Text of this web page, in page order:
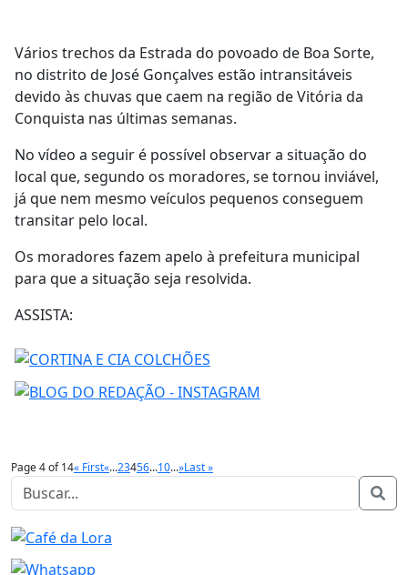
Vários trechos da Estrada do povoado de Boa Sorte,
no distrito de José Gonçalves estão intransitáveis
devido às chuvas que caem na região de Vitória da
Conquista nas últimas semanas.
No vídeo a seguir é possível observar a situação do
local que, segundo os moradores, se tornou inviável,
já que nem mesmo veículos pequenos conseguem
transitar pelo local.
Os moradores fazem apelo à prefeitura municipal
para que a situação seja resolvida.
ASSISTA:
Page 4 of 14« First«...23456...10...»Last »